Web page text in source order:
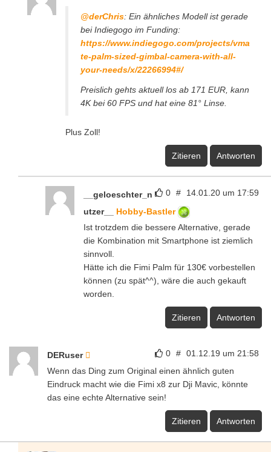
@derChris: Ein ähnliches Modell ist gerade
bei Indiegogo im Funding:
https://www.indiegogo.com/projects/vma
te-palm-sized-gimbal-camera-with-all-
your-needs/x/22266994#/
Preislich gehts aktuell los ab 171 EUR, kann
4K bei 60 FPS und hat eine 81° Linse.
Plus Zoll!
Zitieren Antworten
0 # 14.01.20 um 17:59
__geloeschter_n
utzer__ Hobby-Bastler
Ist trotzdem die bessere Alternative, gerade
die Kombination mit Smartphone ist ziemlich
sinnvoll.
Hätte ich die Fimi Palm für 130€ vorbestellen
können (zu spät^^), wäre die auch gekauft
worden.
Zitieren Antworten
0 # 01.12.19 um 21:58
DERuser
Wenn das Ding zum Original einen ähnlich guten
Eindruck macht wie die Fimi x8 zur Dji Mavic, könnte
das eine echte Alternative sein!
Zitieren Antworten